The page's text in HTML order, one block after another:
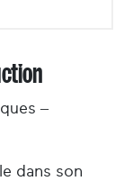
–
dans son